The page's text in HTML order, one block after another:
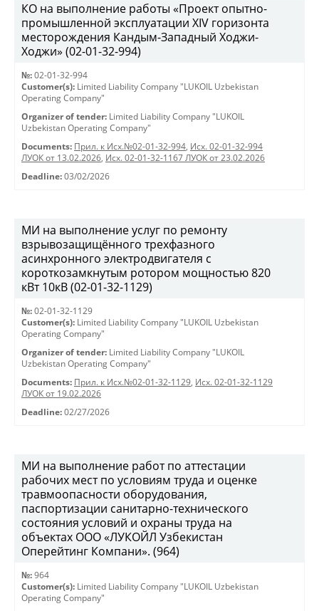
КО на выполнение работы «Проект опытно-
промышленной эксплуатации XIV горизонта
месторождения Кандым-Западный Ходжи-
Ходжи» (02-01-32-994)
№: 02-01-32-994
Customer(s): Limited Liability Company "LUKOIL Uzbekistan
Operating Company"
Organizer of tender: Limited Liability Company "LUKOIL
Uzbekistan Operating Company"
Documents: Прил. к Исх.№02-01-32-994, Исх. 02-01-32-994
ЛУОК от 13.02.2026, Исх. 02-01-32-1167 ЛУОК от 23.02.2026
Deadline: 03/02/2026
МИ на выполнение услуг по ремонту
взрывозащищённого трехфазного
асинхронного электродвигателя с
короткозамкнутым ротором мощностью 820
кВт 10кВ (02-01-32-1129)
№: 02-01-32-1129
Customer(s): Limited Liability Company "LUKOIL Uzbekistan
Operating Company"
Organizer of tender: Limited Liability Company "LUKOIL
Uzbekistan Operating Company"
Documents: Прил. к Исх.№02-01-32-1129, Исх. 02-01-32-1129
ЛУОК от 19.02.2026
Deadline: 02/27/2026
МИ на выполнение работ по аттестации
рабочих мест по условиям труда и оценке
травмоопасности оборудования,
паспортизации санитарно-технического
состояния условий и охраны труда на
объектах ООО «ЛУКОЙЛ Узбекистан
Оперейтинг Компани». (964)
№: 964
Customer(s): Limited Liability Company "LUKOIL Uzbekistan
Operating Company"